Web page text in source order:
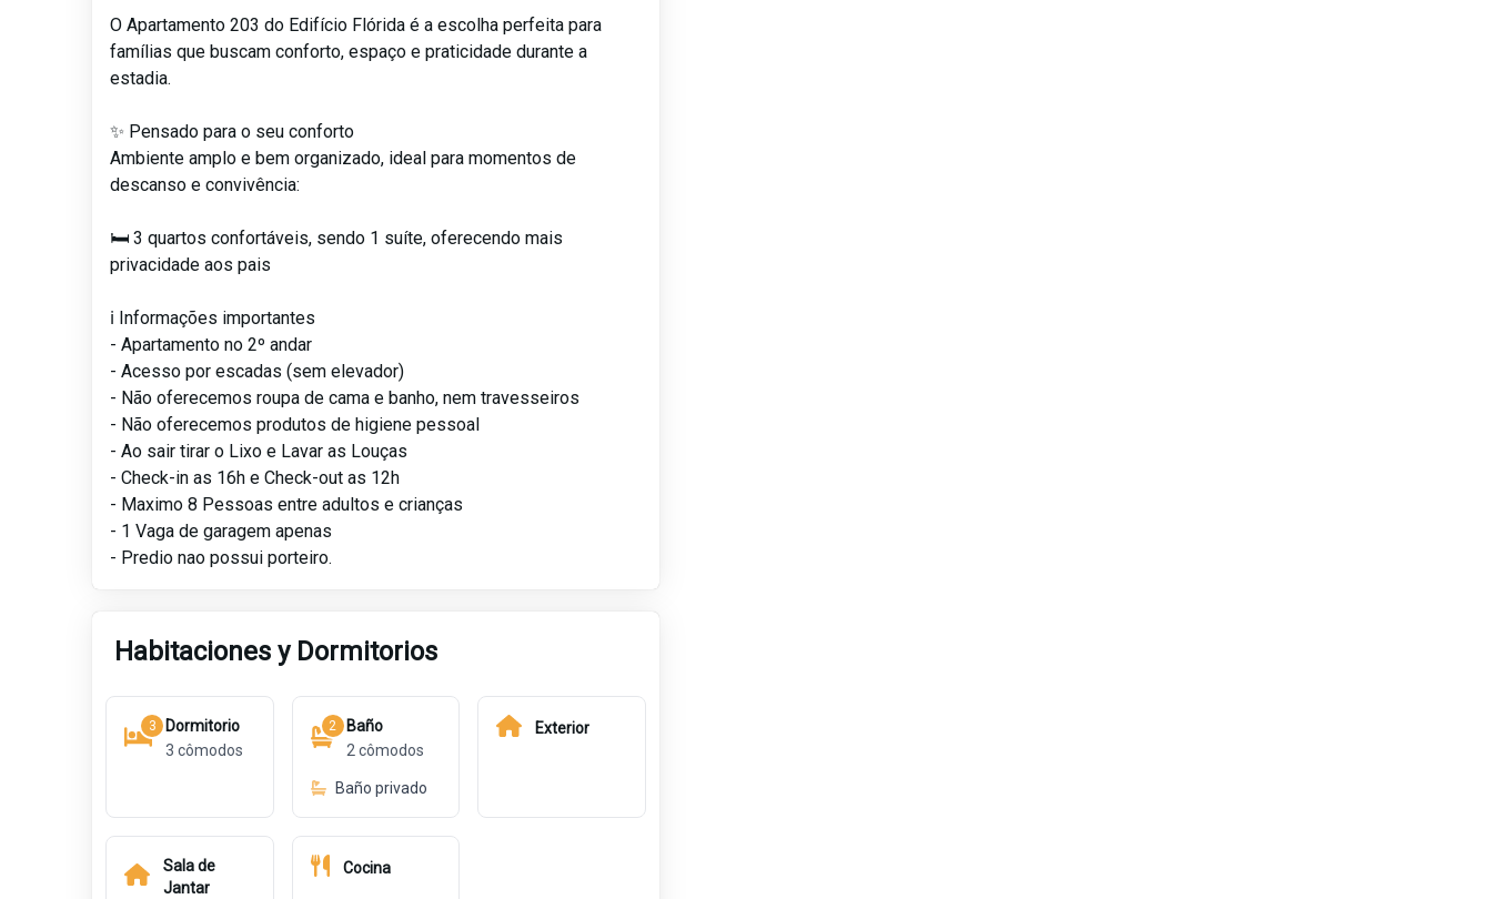
O Apartamento 203 do Edifício Flórida é a escolha perfeita para
famílias que buscam conforto, espaço e praticidade durante a
estadia.
✨ Pensado para o seu conforto
Ambiente amplo e bem organizado, ideal para momentos de
descanso e convivência:
🛏️ 3 quartos confortáveis, sendo 1 suíte, oferecendo mais
privacidade aos pais
ℹ️ Informações importantes
- Apartamento no 2º andar
- Acesso por escadas (sem elevador)
- Não oferecemos roupa de cama e banho, nem travesseiros
- Não oferecemos produtos de higiene pessoal
- Ao sair tirar o Lixo e Lavar as Louças
- Check-in as 16h e Check-out as 12h
- Maximo 8 Pessoas entre adultos e crianças
- 1 Vaga de garagem apenas
- Predio nao possui porteiro.
Habitaciones y Dormitorios
3
Dormitorio
3 cômodos
2
Baño
2 cômodos
Baño privado
Exterior
Sala de
Jantar
Cocina